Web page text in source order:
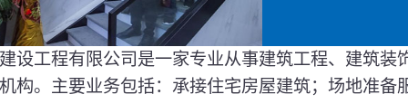
设工程有限公司是一家专业从事建筑工程、建筑装
构。主要业务包括：承接住宅房屋建筑；场地准备